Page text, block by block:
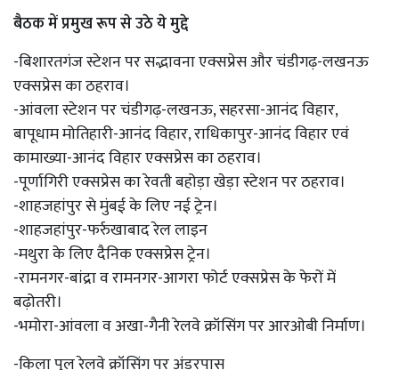
बैठक में प्रमुख रूप से उठे ये मुद्दे
-बिशारतगंज स्टेशन पर सद्भावना एक्सप्रेस और चंडीगढ़-लखनऊ
एक्सप्रेस का ठहराव।
-आंवला स्टेशन पर चंडीगढ़-लखनऊ, सहरसा-आनंद विहार,
बापूधाम मोतिहारी-आनंद विहार, राधिकापुर-आनंद विहार एवं
कामाख्या-आनंद विहार एक्सप्रेस का ठहराव।
-पूर्णागिरी एक्सप्रेस का रेवती बहोड़ा खेड़ा स्टेशन पर ठहराव।
-शाहजहांपुर से मुंबई के लिए नई ट्रेन।
-शाहजहांपुर-फर्रुखाबाद रेल लाइन
-मथुरा के लिए दैनिक एक्सप्रेस ट्रेन।
-रामनगर-बांद्रा व रामनगर-आगरा फोर्ट एक्सप्रेस के फेरों में
बढ़ोतरी।
-भमोरा-आंवला व अखा-गैनी रेलवे क्रॉसिंग पर आरओबी निर्माण।
-किला पुल रेलवे क्रॉसिंग पर अंडरपास